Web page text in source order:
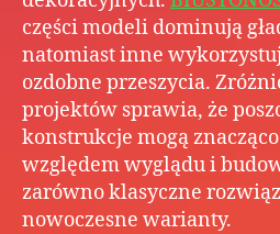
części modeli dominują
natomiast inne
ozdobne przeszycia.
projektów sprawia, że
konstrukcje mogą
względem wyglądu i
zarówno klasyczne
nowoczesne warianty.